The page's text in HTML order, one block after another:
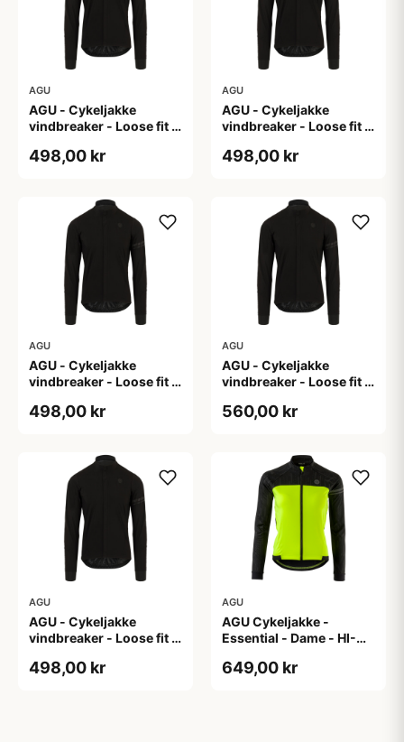
AGU
AGU - Cykeljakke
vindbreaker - Loose fit -
498,00 kr
AGU
AGU - Cykeljakke
vindbreaker - Loose fit -
498,00 kr
AGU
AGU - Cykeljakke
vindbreaker - Loose fit -
498,00 kr
AGU
AGU - Cykeljakke
vindbreaker - Loose fit -
560,00 kr
AGU
AGU - Cykeljakke
vindbreaker - Loose fit -
498,00 kr
AGU
AGU Cykeljakke -
Essential - Dame - HI-
649,00 kr